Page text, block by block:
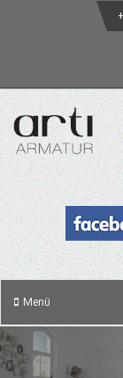
Menü